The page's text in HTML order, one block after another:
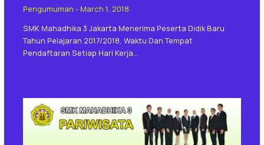
Pengumuman - March 1, 2018
SMK Mahadhika 3 Jakarta Menerima Peserta Didik Baru
Tahun Pelajaran 2017/2018, Waktu Dan Tempat
Pendaftaran Setiap Hari Kerja…